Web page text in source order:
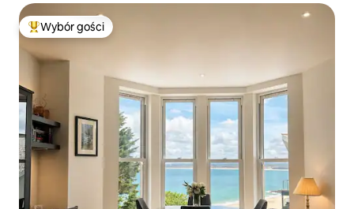
Najpopularniejsze z kategorii Wybór gości
Wybór gości